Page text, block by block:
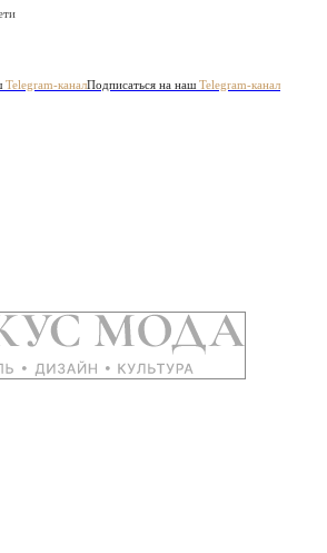
Telegram-каналПодписаться на наш Telegram-канал